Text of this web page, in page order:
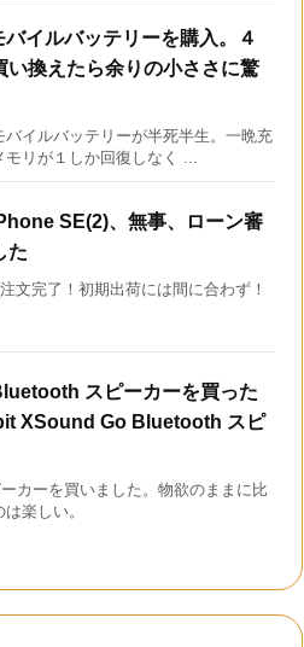
イルバッテリーを購入。４
い換えたら余りの小ささに驚
バイルバッテリーが半死半生。一晩充
モリが１しか回復しなく ...
SE(2)、無事、ローン審
た
文完了！初期出荷には間に合わず！
スピーカーを買った
XSound Go Bluetooth スピ
カーを買いました。物欲のままに比
楽しい。